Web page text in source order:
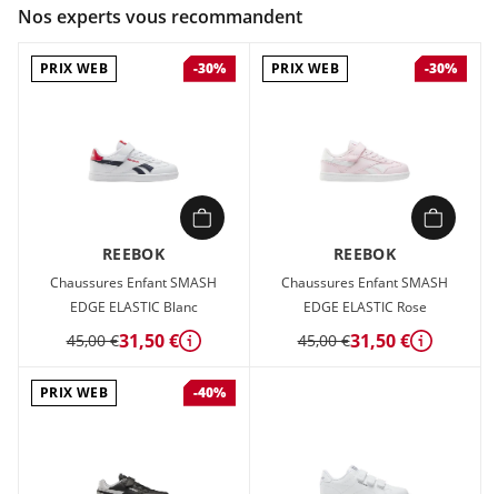
Le style Reebok n'a aucune limite d'âge. Donnez du style à
tige en cuir souple est confortable pour courir, sauter et
glisser toute la journée. Une bride permet à l'enfant de se
chausser plus facilement seul.
Nos experts vous recommandent
PRIX WEB -30%
REEBOK
Chaussures Enfant SMASH
EDGE ELASTIC Blanc
45,00 €31,50 € Détails
PRIX WEB -30%
REEBOK
Chaussures Enfant SMASH
EDGE ELASTIC Rose
45,00 €31,50 € Détails
PRIX WEB -40%